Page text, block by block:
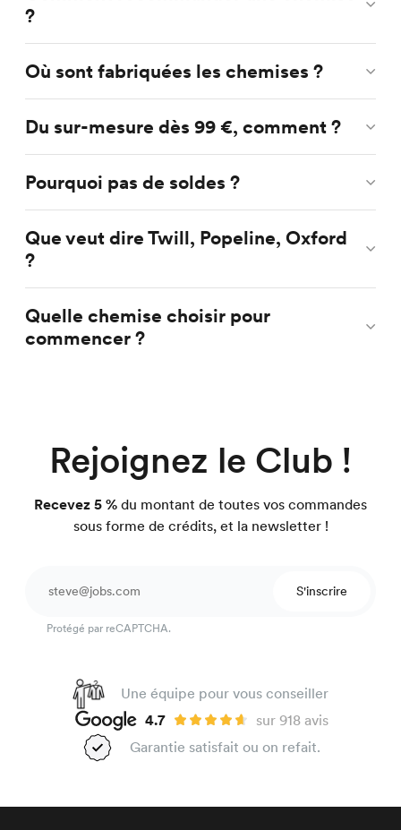
?
Où sont fabriquées les chemises ?
Du sur-mesure dès 99 €, comment ?
Pourquoi pas de soldes ?
Que veut dire Twill, Popeline, Oxford
?
Quelle chemise choisir pour
commencer ?
Rejoignez le Club !
Recevez 5 % du montant de toutes vos commandes
sous forme de crédits, et la newsletter !
S'inscrire
Protégé par reCAPTCHA.
Une équipe pour vous conseiller
4.7
sur 918 avis
Garantie satisfait ou on refait.